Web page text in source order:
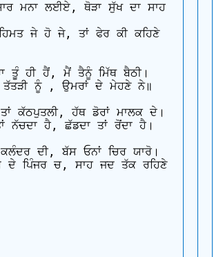
ਮਨਾ ਲਈਏ, ਥੋੜਾ ਸੁੱਖ ਦਾ ਸਾਹ
ਜੇ ਹੋ ਜੇ, ਤਾਂ ਫੇਰ ਕੀ ਕਹਿਣੇ
ਤੂੰ ਹੀ ਹੈਂ, ਮੈਂ ਤੈਨੂੰ ਮਿੱਥ ਬੈਠੀ।
ਤੱਤੜੀ ਨੂੰ , ਉਮਰਾਂ ਦੇ ਮੇਹਣੇ ਨੇ॥
ਕੱਠਪੁਤਲੀ, ਹੱਥ ਡੋਰਾਂ ਮਾਲਕ ਦੇ।
ਨੱਚਦਾ ਹੈ, ਛੱਡਦਾ ਤਾਂ ਰੋਂਦਾ ਹੈ।
ਦੀ, ਬੱਸ ਓਨਾਂ ਚਿਰ ਯਾਰੋ।
ਦੇ ਪਿੰਜਰ ਚ, ਸਾਹ ਜਦ ਤੱਕ ਰਹਿਣੇ